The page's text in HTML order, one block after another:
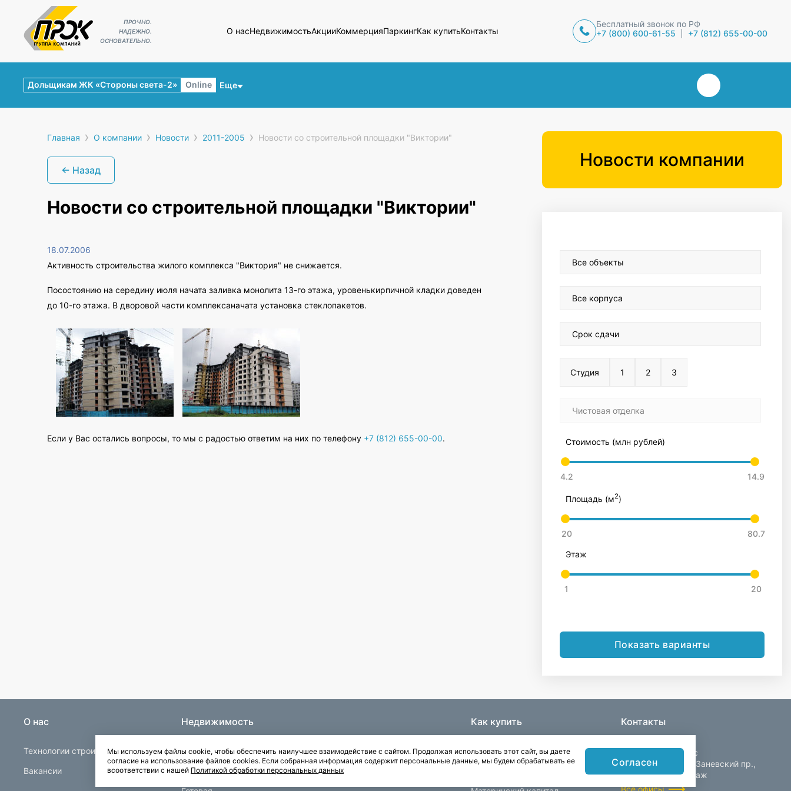
ПРОЧНО.
НАДЕЖНО.
ОСНОВАТЕЛЬНО.
О насНедвижимостьАкцииКоммерцияПаркингКак купитьКонтакты
Бесплатный звонок по РФ
+7 (800) 600-61-55
+7 (812) 655-00-00
Еще
Дольщикам ЖК «Стороны света-2» Online
Главная › О компании › Новости › 2011-2005 › Новости со строительной площадки "Виктории"
← Назад
Новости со строительной площадки "Виктории"
18.07.2006
Активность строительства жилого комплекса "Виктория" не снижается.
Посостоянию на середину июля начата заливка монолита 13-го этажа, уровенькирпичной кладки доведен
до 10-го этажа. В дворовой части комплексаначата установка стеклопакетов.
Если у Вас остались вопросы, то мы с радостью ответим на них по телефону +7 (812) 655-00-00.
Новости компании
Все объекты
Все корпуса
Срок сдачи
Студия 1 2 3
Чистовая отделка
Стоимость (млн рублей)
Площадь (м2)
Этаж
Показать варианты
О нас
Технологии строительства
Вакансии
Недвижимость
Строящаяся
Квартиры в Буграх
Паркинги
Квартиры с отделкой
Как купить
Ипотека
Контакты
Центральный офис
Санкт-Петербург, Заневский пр.,
д. 30, корп. 2, 4 этаж
Все офисы
Мы используем файлы cookie, чтобы обеспечить наилучшее взаимодействие с сайтом. Продолжая использовать этот сайт, вы даете
согласие на использование файлов cookies. Если собранная информация содержит персональные данные, мы будем обрабатывать ее
всоответствии с нашей Политикой обработки персональных данных
Согласен